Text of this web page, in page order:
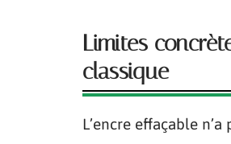
Limites
classique
L’encre effaçable